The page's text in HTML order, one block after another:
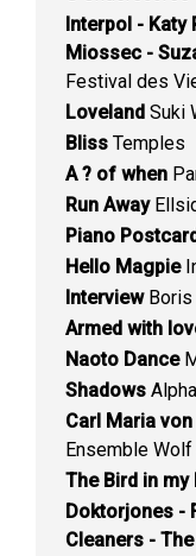
Interpol - Katy
Miossec -
Festival des
Loveland Suki
Bliss Temples
A ? of when
Run Away
Piano
Hello Magpie
InterviewBoris
Armed with
Naoto Dance
Shadows
Carl Maria
Ensemble
The Bird in my
Doktorjones -
Cleaners -